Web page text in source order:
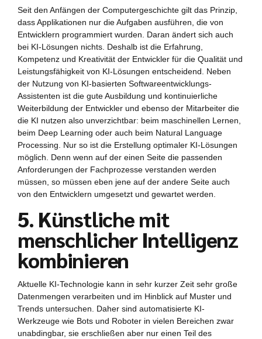
Seit den Anfängen der Computergeschichte gilt das Prinzip,
dass Applikationen nur die Aufgaben ausführen, die von
Entwicklern programmiert wurden. Daran ändert sich auch
bei KI-Lösungen nichts. Deshalb ist die Erfahrung,
Kompetenz und Kreativität der Entwickler für die Qualität und
Leistungsfähigkeit von KI-Lösungen entscheidend. Neben
der Nutzung von KI-basierten Softwareentwicklungs-
Assistenten ist die gute Ausbildung und kontinuierliche
Weiterbildung der Entwickler und ebenso der Mitarbeiter die
die KI nutzen also unverzichtbar: beim maschinellen Lernen,
beim Deep Learning oder auch beim Natural Language
Processing. Nur so ist die Erstellung optimaler KI-Lösungen
möglich. Denn wenn auf der einen Seite die passenden
Anforderungen der Fachprozesse verstanden werden
müssen, so müssen eben jene auf der andere Seite auch
von den Entwicklern umgesetzt und gewartet werden.
5. Künstliche mit
menschlicher Intelligenz
kombinieren
Aktuelle KI-Technologie kann in sehr kurzer Zeit sehr große
Datenmengen verarbeiten und im Hinblick auf Muster und
Trends untersuchen. Daher sind automatisierte KI-
Werkzeuge wie Bots und Roboter in vielen Bereichen zwar
unabdingbar, sie erschließen aber nur einen Teil des